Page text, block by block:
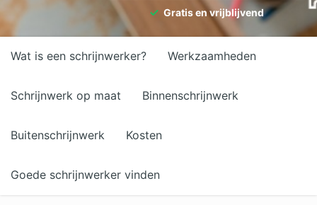
Hekwerken
Hovenier
Loodgieter
Rolluiken
Gratis en vrijblijvend
Wat is een schrijnwerker? Werkzaamheden
Schrijnwerk op maat Binnenschrijnwerk
Buitenschrijnwerk Kosten
Goede schrijnwerker vinden